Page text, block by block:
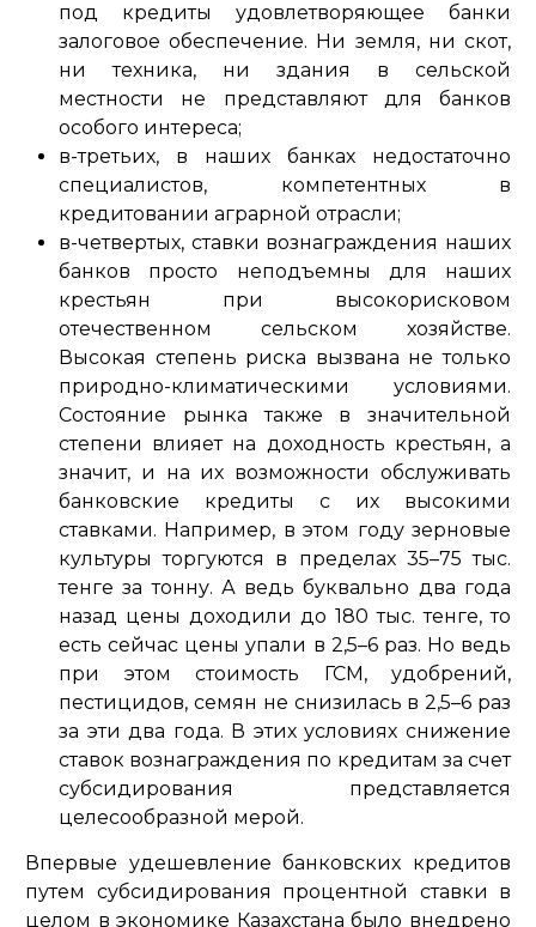
под кредиты удовлетворяющее банки
залоговое обеспечение. Ни земля, ни скот,
ни техника, ни здания в сельской
местности не представляют для банков
особого интереса;
в-третьих, в наших банках недостаточно
специалистов, компетентных в
кредитовании аграрной отрасли;
в-четвертых, ставки вознаграждения наших
банков просто неподъемны для наших
крестьян при высокорисковом
отечественном сельском хозяйстве.
Высокая степень риска вызвана не только
природно-климатическими условиями.
Состояние рынка также в значительной
степени влияет на доходность крестьян, а
значит, и на их возможности обслуживать
банковские кредиты с их высокими
ставками. Например, в этом году зерновые
культуры торгуются в пределах 35–75 тыс.
тенге за тонну. А ведь буквально два года
назад цены доходили до 180 тыс. тенге, то
есть сейчас цены упали в 2,5–6 раз. Но ведь
при этом стоимость ГСМ, удобрений,
пестицидов, семян не снизилась в 2,5–6 раз
за эти два года. В этих условиях снижение
ставок вознаграждения по кредитам за счет
субсидирования представляется
целесообразной мерой.
Впервые удешевление банковских кредитов
путем субсидирования процентной ставки в
целом в экономике Казахстана было внедрено